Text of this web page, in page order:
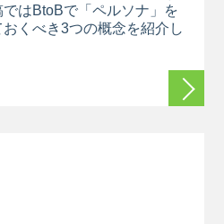
はBtoBで「ペルソナ」を
くべき3つの概念を紹介し
続きを